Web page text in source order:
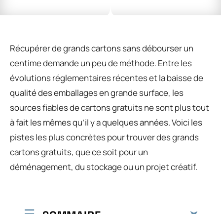
Récupérer de grands cartons sans débourser un
centime demande un peu de méthode. Entre les
évolutions réglementaires récentes et la baisse de
qualité des emballages en grande surface, les
sources fiables de cartons gratuits ne sont plus tout
à fait les mêmes qu’il y a quelques années. Voici les
pistes les plus concrètes pour trouver des grands
cartons gratuits, que ce soit pour un
déménagement, du stockage ou un projet créatif.